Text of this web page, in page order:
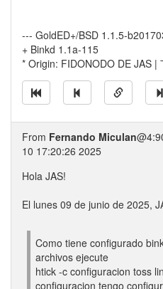
--- GoldED+/BSD 1.1.5-
+ Binkd 1.1a-115
* Origin: FIDONODO DE JAS |
From Fernando Miculan
10 17:20:26 2025
Hola JAS!
El lunes 09 de junio de 2025,
Como tiene configurado
archivos ejecute
htick -c configuracion toss
configuracion tengo